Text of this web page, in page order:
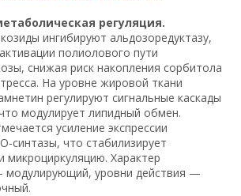
регуляция.
ингибируют альдозоредуктазу,
полиолового пути
снижая риск накопления сорбитола
На уровне жировой ткани
регулируют сигнальные каскады
модулирует липидный обмен.
усиление экспрессии
синтазы, что стабилизирует
микроциркуляцию. Характер
модулирующий, уровни действия —